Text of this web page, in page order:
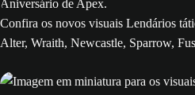
Confira os novos visuais Lendários
Alter, Wraith, Newcastle, Sparrow,